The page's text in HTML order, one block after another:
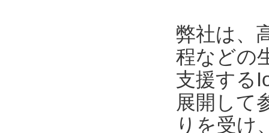
弊社は、
程などの
支援する
展開して
りを受け